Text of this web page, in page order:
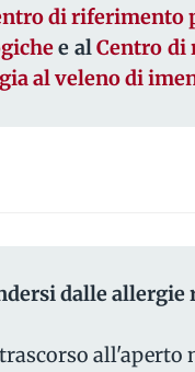
di riferimento
e alCentro di
al veleno di
dalle allergie
all'aperto